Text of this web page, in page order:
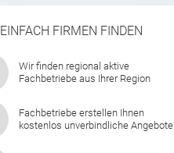
EINFACH FIRMEN FINDEN
Wir finden regional aktive
Fachbetriebe aus Ihrer Region
Fachbetriebe erstellen Ihnen
kostenlos unverbindliche Angebote